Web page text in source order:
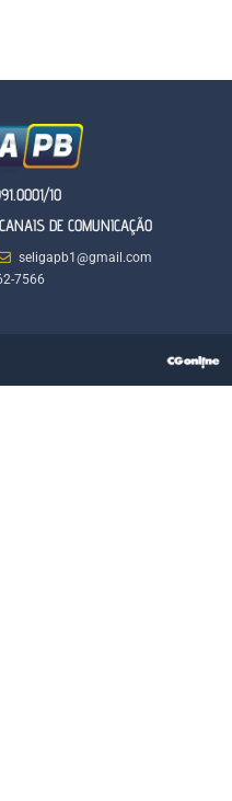
10
DE COMUNICAÇÃO
seligapb1@gmail.com
7566